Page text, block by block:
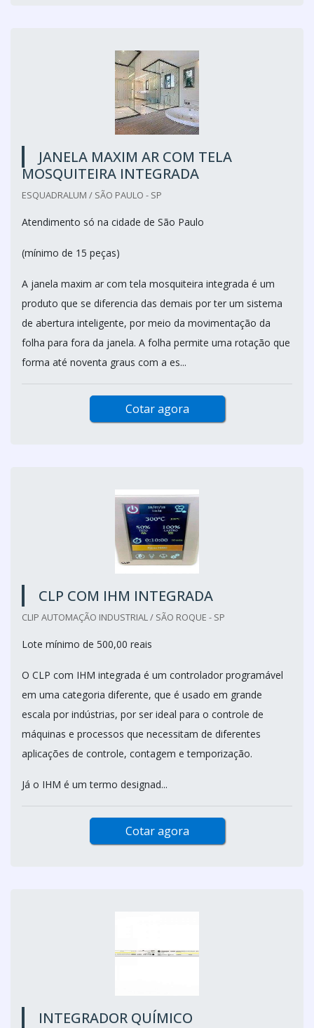
JANELA MAXIM AR COM TELA
MOSQUITEIRA INTEGRADA
ESQUADRALUM / SÃO PAULO - SP
Atendimento só na cidade de São Paulo
(mínimo de 15 peças)
A janela maxim ar com tela mosquiteira integrada é um
produto que se diferencia das demais por ter um sistema
de abertura inteligente, por meio da movimentação da
folha para fora da janela. A folha permite uma rotação que
forma até noventa graus com a es...
Cotar agora
CLP COM IHM INTEGRADA
CLIP AUTOMAÇÃO INDUSTRIAL / SÃO ROQUE - SP
Lote mínimo de 500,00 reais
O CLP com IHM integrada é um controlador programável
em uma categoria diferente, que é usado em grande
escala por indústrias, por ser ideal para o controle de
máquinas e processos que necessitam de diferentes
aplicações de controle, contagem e temporização.
Já o IHM é um termo designad...
Cotar agora
INTEGRADOR QUÍMICO